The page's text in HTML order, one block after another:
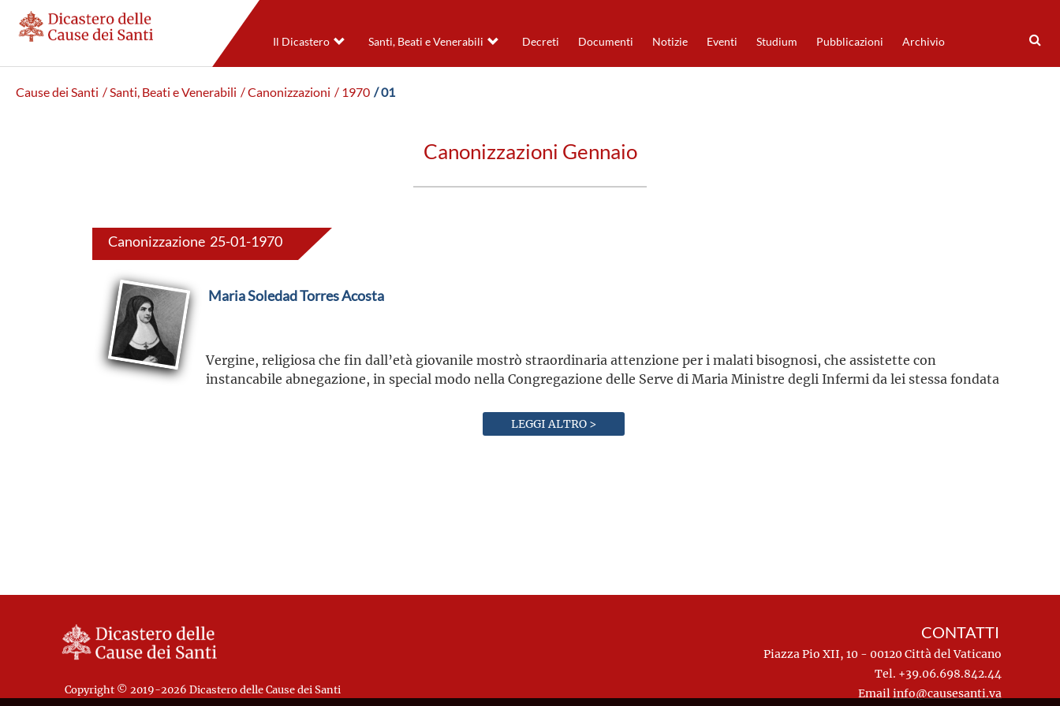
Il Dicastero Santi, Beati e Venerabili Decreti Documenti Notizie Eventi Studium Pubblicazioni Archivio
Cause dei Santi / Santi, Beati e Venerabili / Canonizzazioni / 1970 / 01
Canonizzazioni Gennaio
Canonizzazione 25-01-1970
Maria Soledad Torres Acosta
Vergine, religiosa che fin dall’età giovanile mostrò straordinaria attenzione per i malati bisognosi, che assistette con
instancabile abnegazione, in special modo nella Congregazione delle Serve di Maria Ministre degli Infermi da lei stessa fondata
LEGGI ALTRO >
Copyright © 2019-2026 Dicastero delle Cause dei Santi
CONTATTI
Piazza Pio XII, 10 - 00120 Città del Vaticano
Tel. +39.06.698.842.44
Emailinfo@causesanti.va